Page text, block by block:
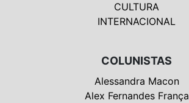
CULTURA
INTERNACIONAL
COLUNISTAS
Alessandra Macon
Alex Fernandes França